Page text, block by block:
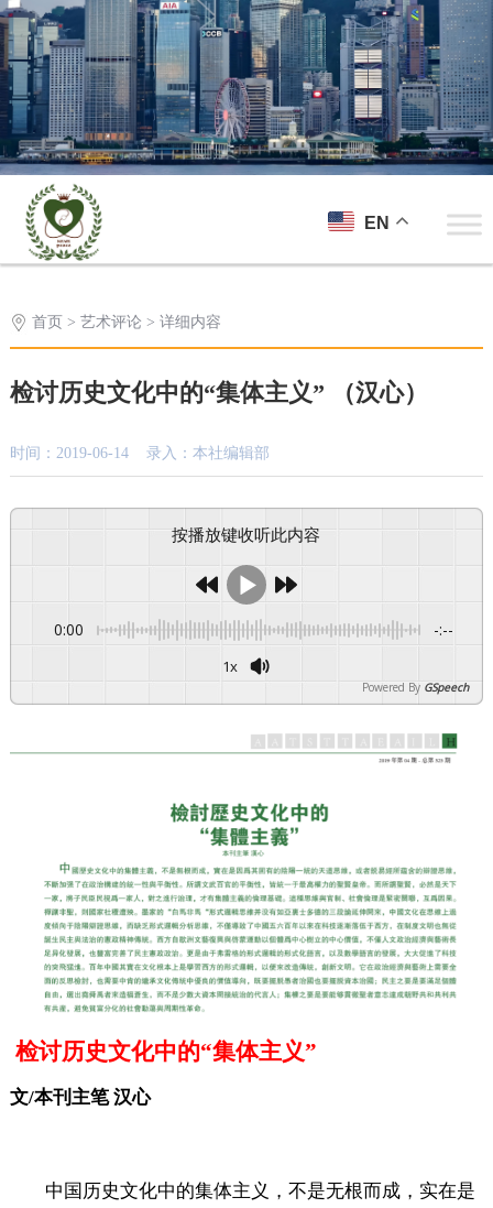
EN
首页 > 艺术评论 > 详细内容
检讨历史文化中的“集体主义” （汉心）
时间：2019-06-14 录入：本社编辑部
按播放键收听此内容
0:00 -:--
1x
Powered By GSpeech
检讨历史文化中的“集体主义”
文/本刊主笔 汉心
中国历史文化中的集体主义，不是无根而成，实在是